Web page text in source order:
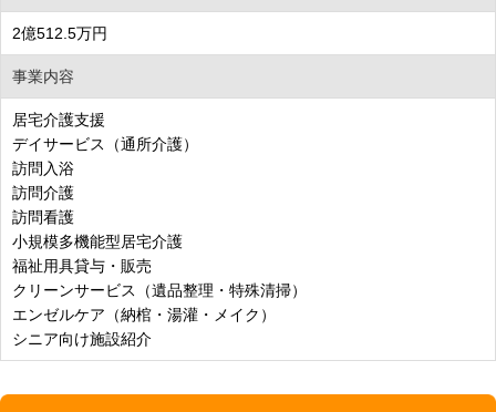
2億512.5万円
事業内容
居宅介護支援
デイサービス（通所介護）
訪問入浴
訪問介護
訪問看護
小規模多機能型居宅介護
福祉用具貸与・販売
クリーンサービス（遺品整理・特殊清掃）
エンゼルケア（納棺・湯灌・メイク）
シニア向け施設紹介